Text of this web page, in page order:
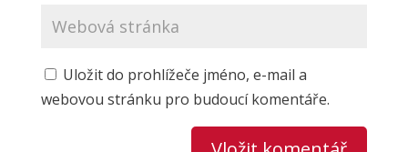
Uložit do prohlížeče jméno, e-mail a
webovou stránku pro budoucí komentáře.